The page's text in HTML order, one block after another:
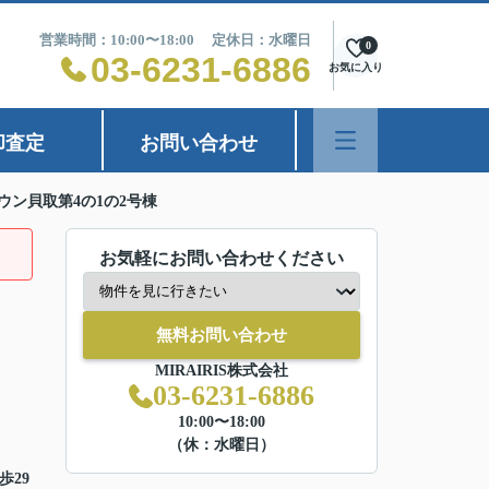
営業時間：10:00〜18:00 定休日：水曜日
03-6231-6886 お気に入り
0
査定 お問い合わせ
ン貝取第4の1の2号棟
29
お気軽にお問い合わせください
無料お問い合わせ
MIRAIRIS株式会社
03-6231-6886
10:00〜18:00
（休：水曜日）